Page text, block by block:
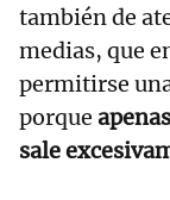
también de
medias, que
permitirse
porque
sale